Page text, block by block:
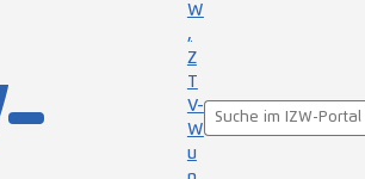
W
,
Z
T
V-
W
u